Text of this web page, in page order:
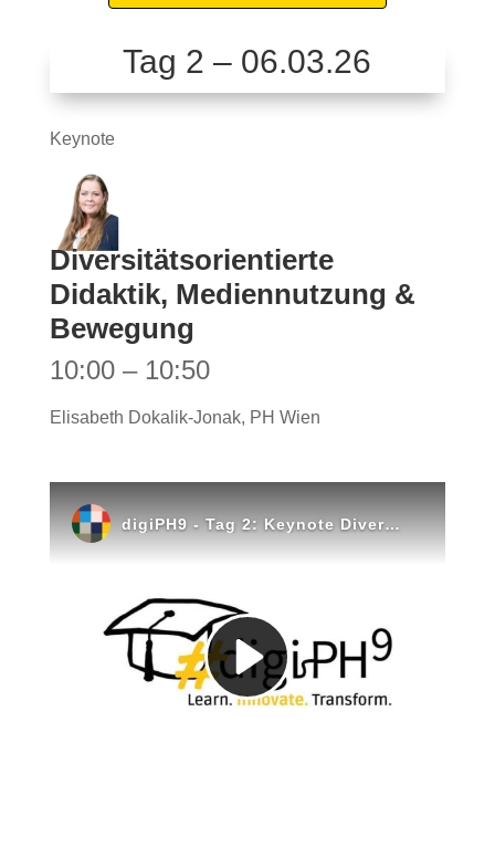
Tag 2 – 06.03.26
Keynote
Diversitätsorientierte
Didaktik, Mediennutzung &
Bewegung
10:00 – 10:50
Elisabeth Dokalik-Jonak, PH Wien